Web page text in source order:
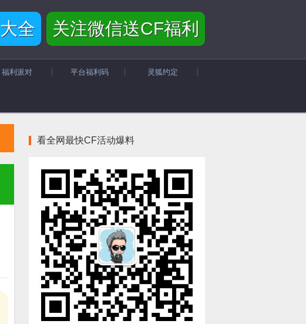
全 关注微信送CF福利
福利派对 平台福利码 灵狐约定
看全网最快CF活动爆料